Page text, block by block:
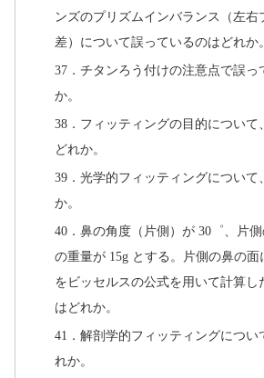
ンズのプリズムインバランス（左右
差）について誤っているのはどれか。
37．チタンろう付けの注意点で誤っ
か。
38．フィッティングの目的について
どれか。
39．光学的フィッティングについて
か。
40．鼻の角度（片側）が 30゜、片
の重量が 15g とする。片側の鼻の面
をビッセルスの公式を用いて計算し
はどれか。
41．解剖学的フィッティングについ
れか。